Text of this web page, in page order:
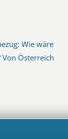
Wie wäre
Von Österreich